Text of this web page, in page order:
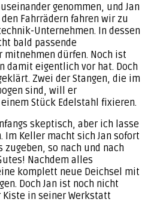
genommen, und Jan
Fahrrädern fahren wir zu
Unternehmen. In dessen
bald passende
dürfen. Noch ist
damit eigentlich vor hat. Doch
Zwei der Stangen, die im
sind, will er
Stück Edelstahl fixieren.
skeptisch, aber ich lasse
Im Keller macht sich Jan sofort
zugeben, so nach und nach
Nachdem alles
komplett neue Deichsel mit
Doch Jan ist noch nicht
in seiner Werkstatt